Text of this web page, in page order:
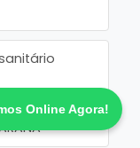
Online Agora!